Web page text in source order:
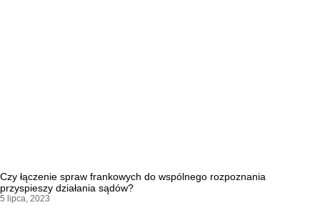
Czy łączenie spraw frankowych do wspólnego rozpoznania
przyspieszy działania sądów?
5 lipca, 2023